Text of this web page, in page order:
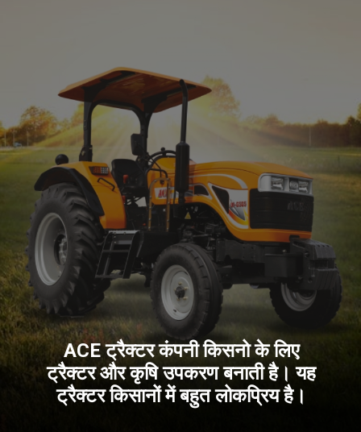
ACE ट्रैक्टर कंपनी किसनो के लिए
ट्रैक्टर और कृषि उपकरण बनाती है। यह
ट्रैक्टर किसानों में बहुत लोकप्रिय है।